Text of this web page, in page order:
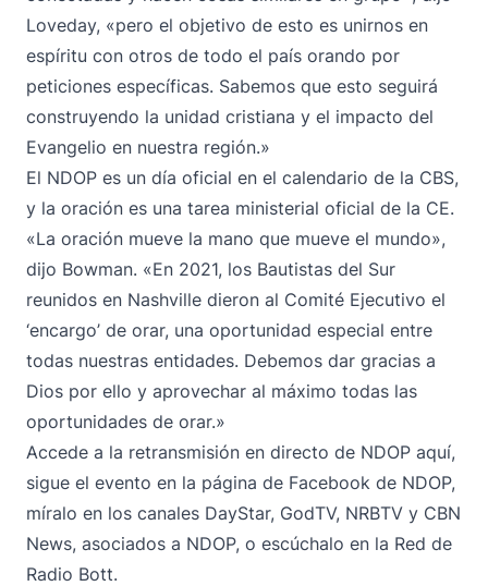
Loveday, «pero el objetivo de esto es unirnos en
espíritu con otros de todo el país orando por
peticiones específicas. Sabemos que esto seguirá
construyendo la unidad cristiana y el impacto del
Evangelio en nuestra región.»
El NDOP es un día oficial en el calendario de la CBS,
y la oración es una tarea ministerial oficial de la CE.
«La oración mueve la mano que mueve el mundo»,
dijo Bowman. «En 2021, los Bautistas del Sur
reunidos en Nashville dieron al Comité Ejecutivo el
‘encargo’ de orar, una oportunidad especial entre
todas nuestras entidades. Debemos dar gracias a
Dios por ello y aprovechar al máximo todas las
oportunidades de orar.»
Accede a la retransmisión en directo de NDOP aquí,
sigue el evento en la página de Facebook de NDOP,
míralo en los canales DayStar, GodTV, NRBTV y CBN
News, asociados a NDOP, o escúchalo en la Red de
Radio Bott.